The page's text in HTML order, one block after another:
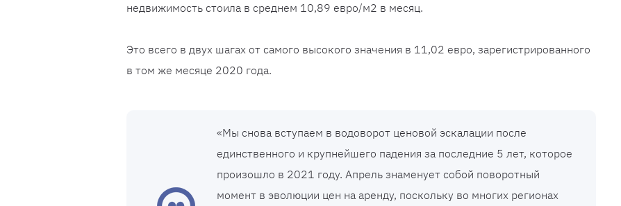
недвижимость стоила в среднем 10,89 евро/м2 в месяц.
Это всего в двух шагах от самого высокого значения в 11,02 евро, зарегистрированного
в том же месяце 2020 года.
«Мы снова вступаем в водоворот ценовой эскалации после
единственного и крупнейшего падения за последние 5 лет, которое
произошло в 2021 году. Апрель знаменует собой поворотный
момент в эволюции цен на аренду, поскольку во многих регионах